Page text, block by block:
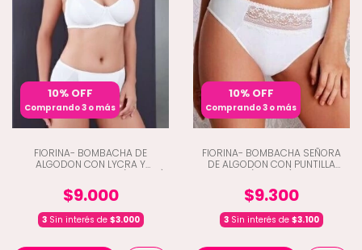
10% OFF
Comprando 3 o más
FIORINA- BOMBACHA DE
ALGODON CON LYCRA Y
$9.000
3Sin interés de $3.000
10% OFF
Comprando 3 o más
FIORINA- BOMBACHA SEÑORA
DE ALGODON CON PUNTILLA
$9.300
3 Sin interés de $3.100